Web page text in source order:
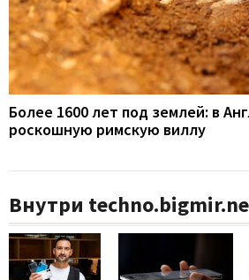
Более 1600 лет под землей: в
роскошную римскую виллу
Внутри